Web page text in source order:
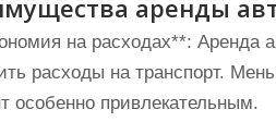
аренды
на расходах**: Аренда
расходы на транспорт.
особенно привлекательным.